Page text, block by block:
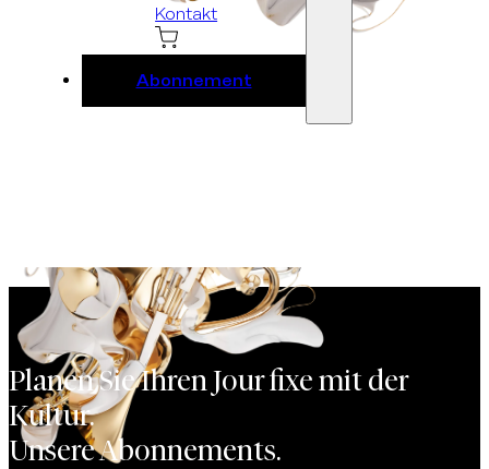
Kontakt
Abonnement
Planen Sie Ihren Jour fixe mit der
Kultur.
Unsere Abonnements.